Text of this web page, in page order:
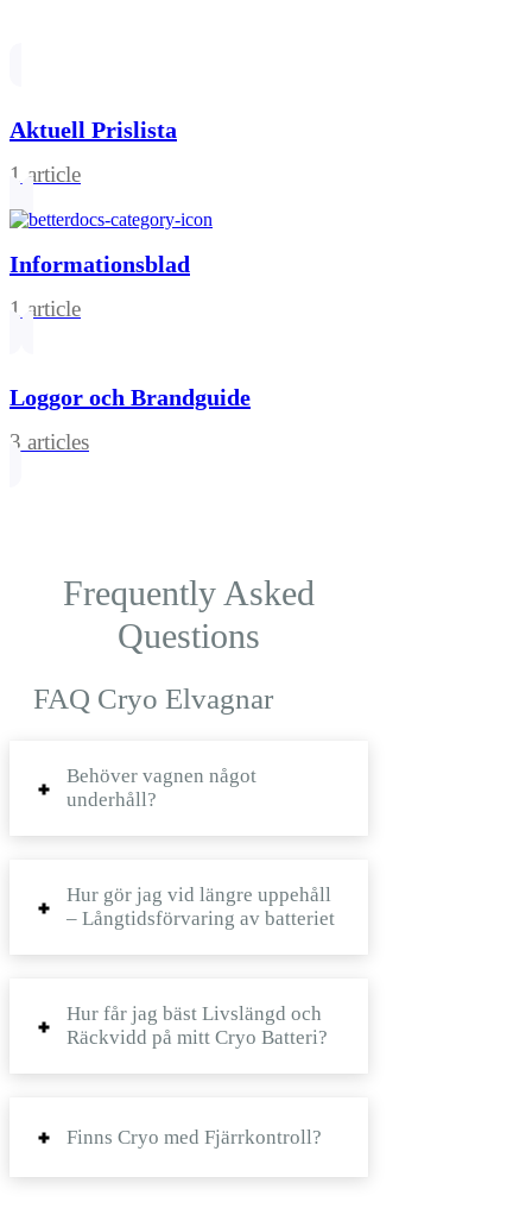
Aktuell Prislista
1 article
Informationsblad
1 article
Loggor och Brandguide
3 articles
Frequently Asked
Questions
FAQ Cryo Elvagnar
Behöver vagnen något
underhåll?
Hur gör jag vid längre uppehåll
– Långtidsförvaring av batteriet
Hur får jag bäst Livslängd och
Räckvidd på mitt Cryo Batteri?
Finns Cryo med Fjärrkontroll?